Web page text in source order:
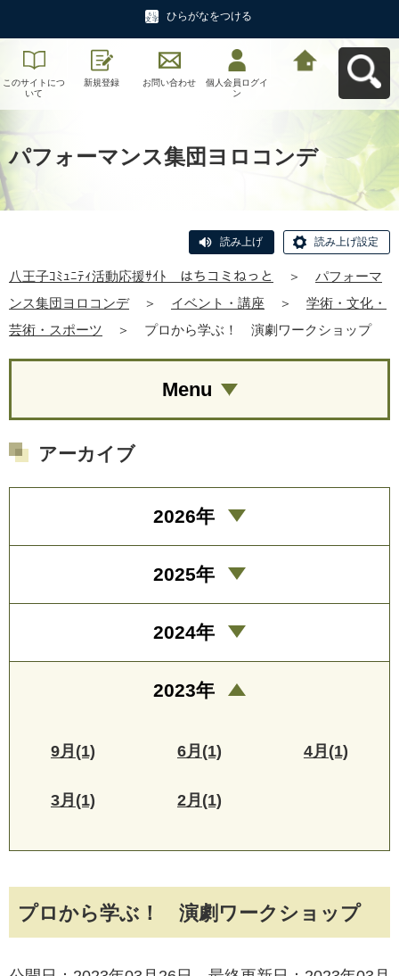
ひらがなをつける
このサイトにつ
いて
新規登録 お問い合わせ
個人会員ログイ
ン
パフォーマンス集団ヨロコンデ
読み上げ 読み上げ設定
八王子ｺﾐｭﾆﾃｨ活動応援ｻｲﾄ はちコミねっと ＞
パフォーマ
ンス集団ヨロコンデ
＞ イベント・講座 ＞
学術・文化・
芸術・スポーツ
＞ プロから学ぶ！ 演劇ワークショップ
プロから学ぶ！ 演劇ワークショップ
Menu
アーカイブ
2026年
2025年
2024年
2023年
9月(1) 6月(1) 4月(1)
3月(1) 2月(1)